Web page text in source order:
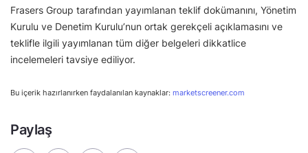
Frasers Group tarafından yayımlanan teklif dokümanını, Yönetim
Kurulu ve Denetim Kurulu’nun ortak gerekçeli açıklamasını ve
teklifle ilgili yayımlanan tüm diğer belgeleri dikkatlice
incelemeleri tavsiye ediliyor.
Bu içerik hazırlanırken faydalanılan kaynaklar: marketscreener.com
Paylaş